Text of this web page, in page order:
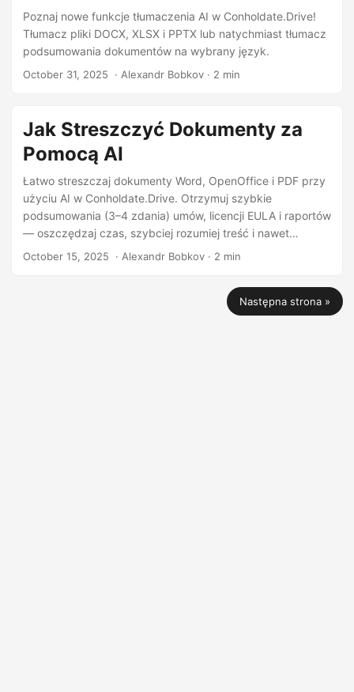
Poznaj nowe funkcje tłumaczenia AI w Conholdate.Drive!
Tłumacz pliki DOCX, XLSX i PPTX lub natychmiast tłumacz
podsumowania dokumentów na wybrany język.
October 31, 2025 ‎ · Alexandr Bobkov · 2 min
Jak Streszczyć Dokumenty za
Pomocą AI
Łatwo streszczaj dokumenty Word, OpenOffice i PDF przy
użyciu AI w Conholdate.Drive. Otrzymuj szybkie
podsumowania (3–4 zdania) umów, licencji EULA i raportów
— oszczędzaj czas, szybciej rozumiej treść i nawet
tłumacz wyniki na wybrany język.
October 15, 2025 ‎ · Alexandr Bobkov · 2 min
Następna strona »